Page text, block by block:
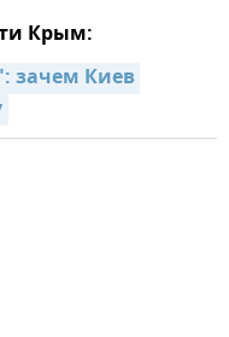
Крым:
зачем Киев